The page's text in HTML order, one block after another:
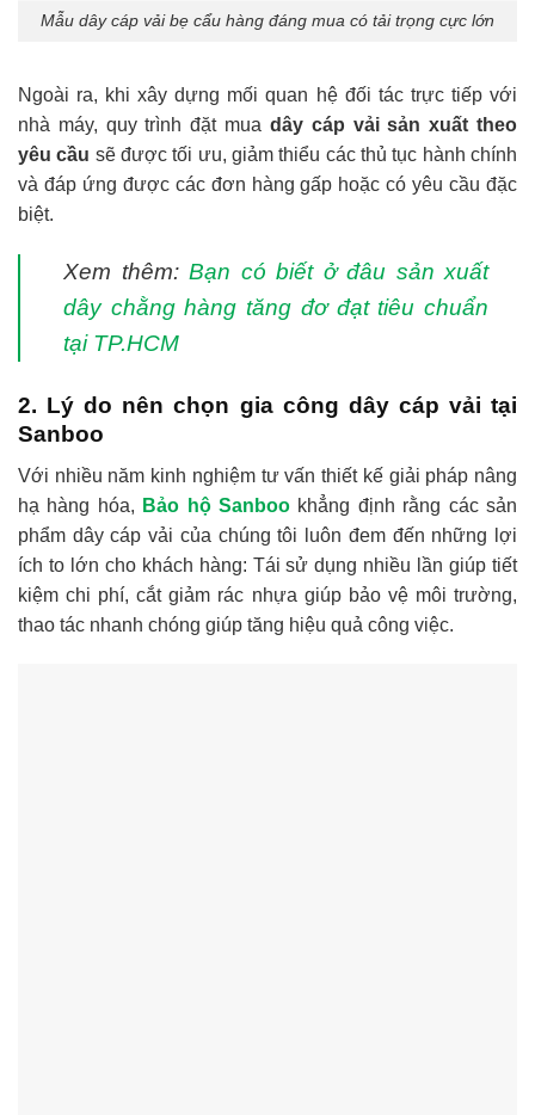
Mẫu dây cáp vải bẹ cẩu hàng đáng mua có tải trọng cực lớn
Ngoài ra, khi xây dựng mối quan hệ đối tác trực tiếp với
nhà máy, quy trình đặt mua dây cáp vải sản xuất theo
yêu cầu sẽ được tối ưu, giảm thiểu các thủ tục hành chính
và đáp ứng được các đơn hàng gấp hoặc có yêu cầu đặc
biệt.
Xem thêm: Bạn có biết ở đâu sản xuất
dây chằng hàng tăng đơ đạt tiêu chuẩn
tại TP.HCM
2. Lý do nên chọn gia công dây cáp vải tại
Sanboo
Với nhiều năm kinh nghiệm tư vấn thiết kế giải pháp nâng
hạ hàng hóa, Bảo hộ Sanboo khẳng định rằng các sản
phẩm dây cáp vải của chúng tôi luôn đem đến những lợi
ích to lớn cho khách hàng: Tái sử dụng nhiều lần giúp tiết
kiệm chi phí, cắt giảm rác nhựa giúp bảo vệ môi trường,
thao tác nhanh chóng giúp tăng hiệu quả công việc.